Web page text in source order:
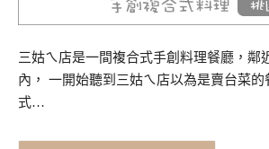
三姑ㄟ店是一間複合式手創料理餐廳，鄰
內， 一開始聽到三姑ㄟ店以為是賣台菜的
式…